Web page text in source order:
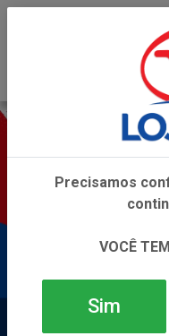
Precisamos
VOCÊ
Sim